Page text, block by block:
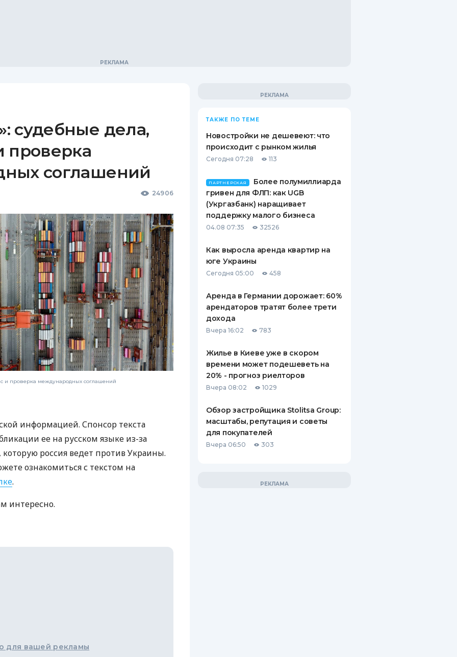
судебные дела,
проверка
соглашений
24906
и проверка международных соглашений
информацией. Спонсор текста
ее на русском языке из-за
россия ведет против Украины.
ознакомиться с текстом на
.
интересно.
для вашей рекламы
ТАКЖЕ ПО ТЕМЕ
Новостройки не дешевеют: что
происходит с рынком жилья
Сегодня 07:28 113
ПАРТНЕРСКАЯ
Более полумиллиарда
гривен для ФЛП: как UGB
(Укргазбанк) наращивает
поддержку малого бизнеса
04.08 07:35 32526
Как выросла аренда квартир на
юге Украины
Сегодня 05:00 458
Аренда в Германии дорожает: 60%
арендаторов тратят более трети
дохода
Вчера 16:02 783
Жилье в Киеве уже в скором
времени может подешеветь на
20% - прогноз риелторов
Вчера 08:02 1029
Обзор застройщика Stolitsa Group:
масштабы, репутация и советы
для покупателей
Вчера 06:50 303